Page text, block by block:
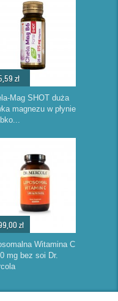
zł
Mag SHOT duża
magnezu w płynie
zł
Witamina C
mg bez soi Dr.